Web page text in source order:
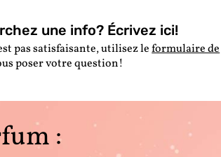
une info? Écrivez ici!
pas satisfaisante, utilisez leformulaire de
poser votre question!
: